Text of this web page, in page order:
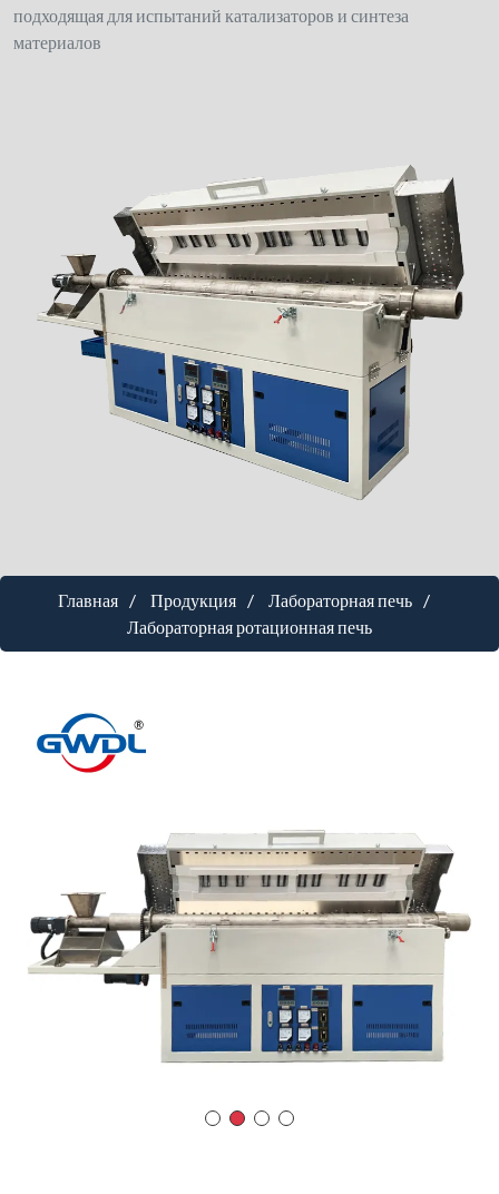
подходящая для испытаний катализаторов и синтеза
материалов
Главная Продукция
Лабораторная печь
Лабораторная ротационная печь